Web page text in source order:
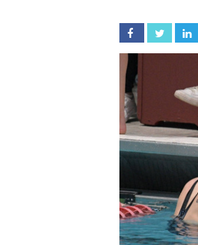
Facebook Twitter